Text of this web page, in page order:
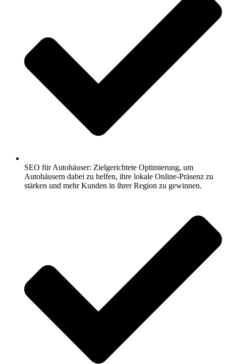
SEO für Autohäuser: Zielgerichtete Optimierung, um
Autohäusern dabei zu helfen, ihre lokale Online-Präsenz zu
stärken und mehr Kunden in ihrer Region zu gewinnen.